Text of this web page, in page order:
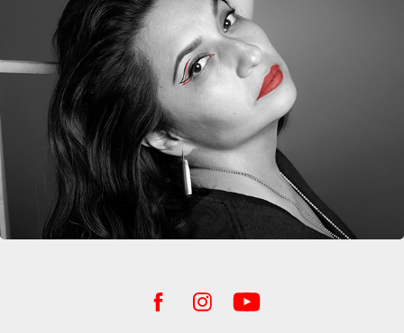
Portafolio Areli Medina S.